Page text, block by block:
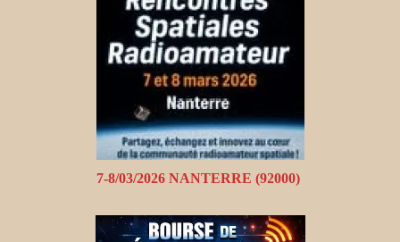
7-8/03/2026 NANTERRE (92000)